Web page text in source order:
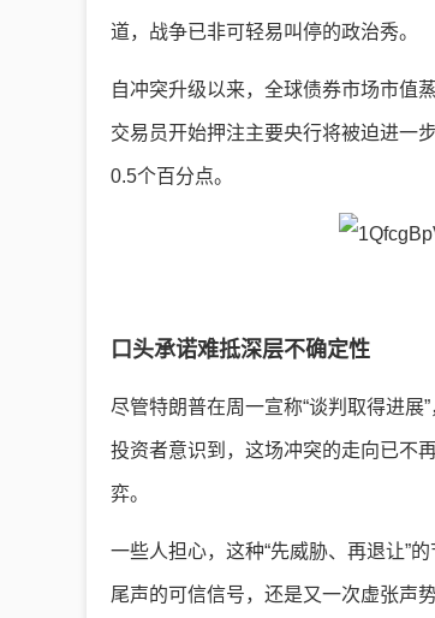
道，战争已非可轻易叫停的政治秀。
自冲突升级以来，全球债券市场市值
交易员开始押注主要央行将被迫进一
0.5个百分点。
口头承诺难抵深层不确定性
尽管特朗普在周一宣称“谈判取得进展
投资者意识到，这场冲突的走向已不
弈。
一些人担心，这种“先威胁、再退让”
尾声的可信信号，还是又一次虚张声